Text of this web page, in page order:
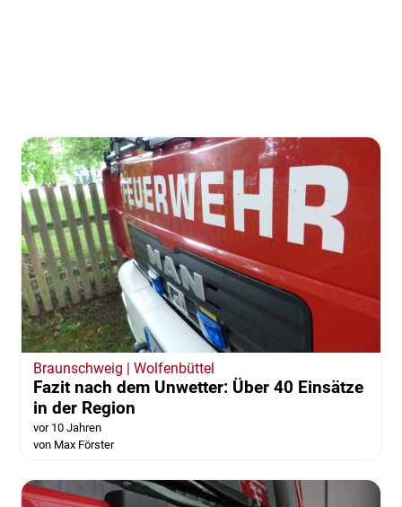
Braunschweig | Wolfenbüttel
Fazit nach dem Unwetter: Über 40 Einsätze
in der Region
vor 10 Jahren
von Max Förster